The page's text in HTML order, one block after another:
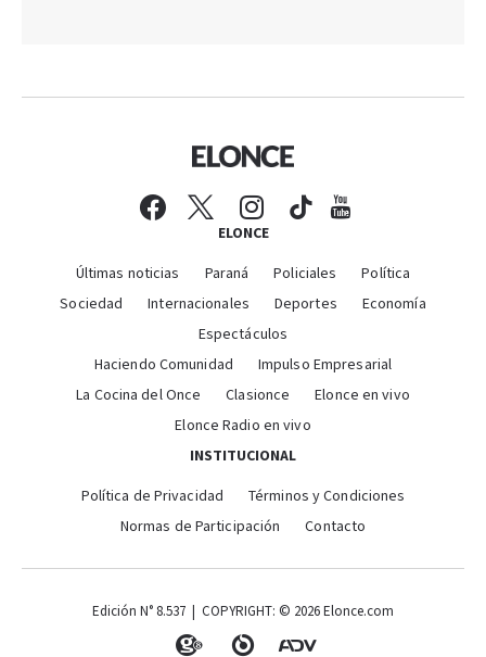
ELONCE
Últimas noticias Paraná Policiales
Política
Sociedad
Internacionales Deportes
Economía
Espectáculos
Haciendo Comunidad
Impulso Empresarial
La Cocina del Once
Clasionce
Elonce en vivo
Elonce Radio en vivo
INSTITUCIONAL
Política de Privacidad
Términos y Condiciones
Normas de Participación
Contacto
Edición N° 8.537 | COPYRIGHT: © 2026 Elonce.com